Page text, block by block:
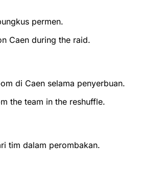
permen.
Caen during the raid.
di Caen selama penyerbuan.
the team in the reshuffle.
tim dalam perombakan.